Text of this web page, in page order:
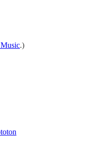
.)